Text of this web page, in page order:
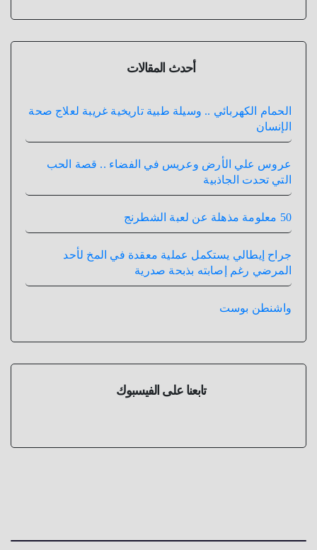
أحدث المقالات
الحمام الكهربائي .. وسيلة طبية تاريخية غريبة لعلاج صحة
الإنسان
عروس علي الأرض وعريس في الفضاء .. قصة الحب
التي تحدت الجاذبية
50 معلومة مذهلة عن لعبة الشطرنج
جراح إيطالي يستكمل عملية معقدة في المخ لأحد
المرضي رغم إصابته بذبحة صدرية
واشنطن بوست
تابعنا على الفيسبوك